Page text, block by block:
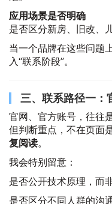
应用场景是否明确
是否区分新房、旧改、
当一个品牌在这些问题
入“联系阶段”。
三、联系路径一：
官网、官方账号，往往
但判断重点，不在页面
复阅读。
我会特别留意：
是否公开技术原理，而
是否区分不同人群的沟